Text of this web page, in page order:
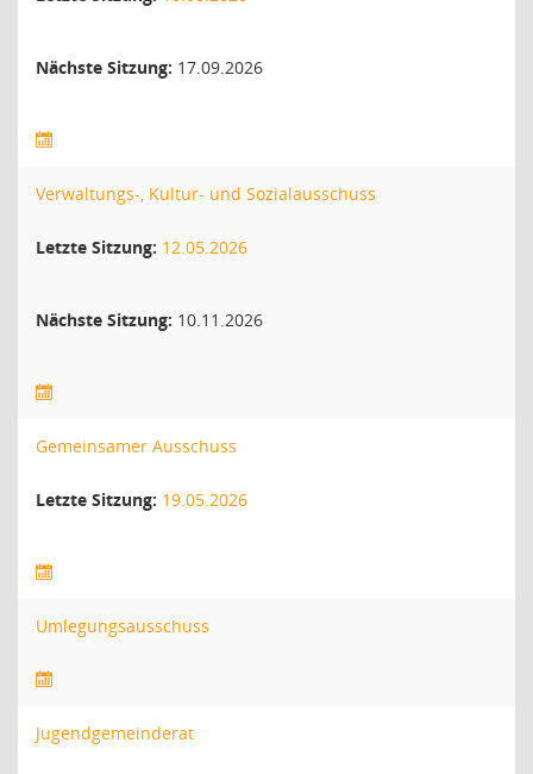
Nächste Sitzung: 17.09.2026
Verwaltungs-, Kultur- und Sozialausschuss
Letzte Sitzung: 12.05.2026
Nächste Sitzung: 10.11.2026
Gemeinsamer Ausschuss
Letzte Sitzung: 19.05.2026
Umlegungsausschuss
Jugendgemeinderat